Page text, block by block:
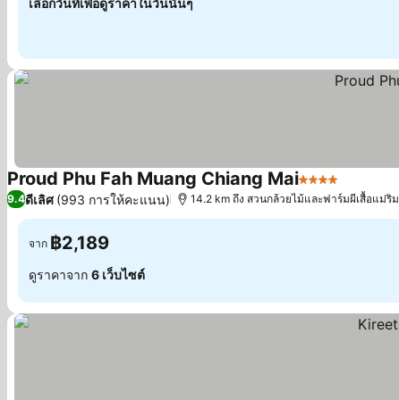
เลือกวันที่เพื่อดูราคาในวันนั้นๆ
Proud Phu Fah Muang Chiang Mai4 ดาว ดูราคา
9.4ดีเลิศ (993 การให้คะแนน) 14.2 km ถึง สวนกล้วยไม้และฟาร์มผีเสื้อแม่ริม
จาก ฿2,189
ดูราคาจาก 6 เว็บไซต์